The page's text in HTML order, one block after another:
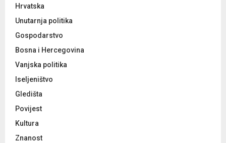
Hrvatska
Unutarnja politika
Gospodarstvo
Bosna i Hercegovina
Vanjska politika
Iseljeništvo
Gledišta
Povijest
Kultura
Znanost